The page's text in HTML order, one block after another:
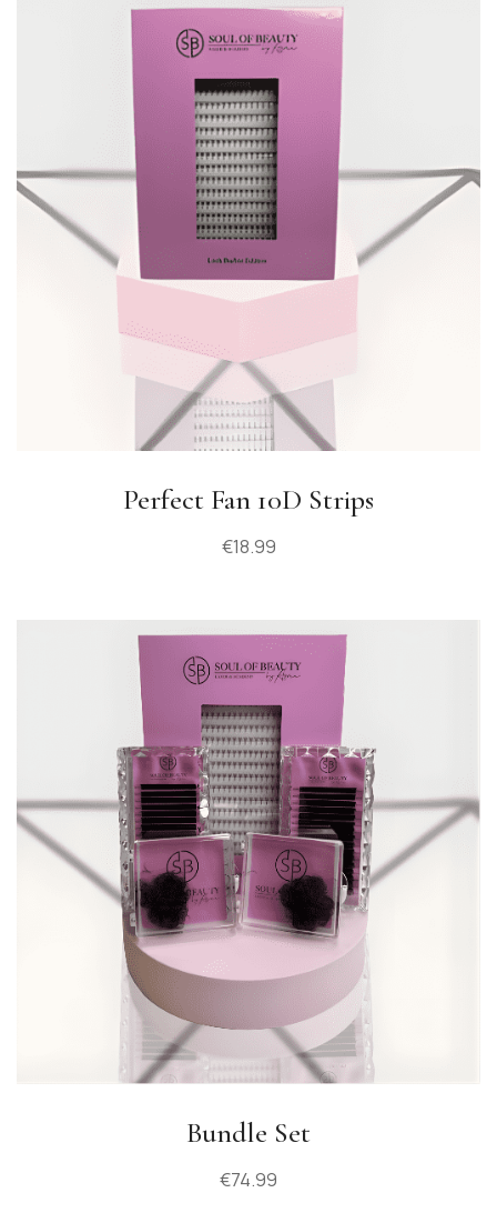
Perfect Fan 10D Strips
€18.99
Bundle Set
€74.99